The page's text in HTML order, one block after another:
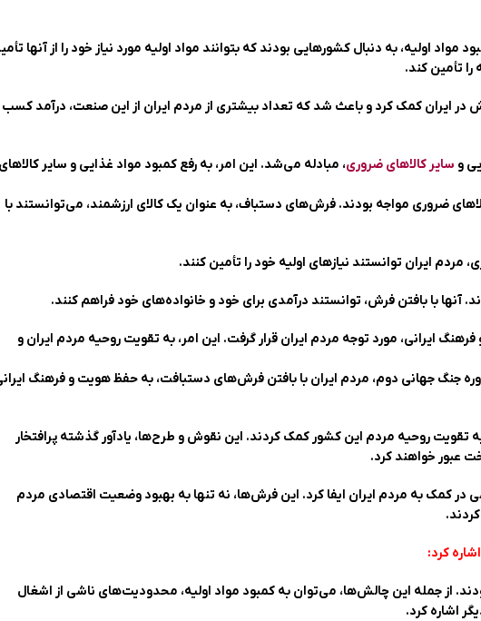
اولیه، به دنبال کشورهایی بودند که بتوانند مواد اولیه مورد نیاز خود را از آنها
تأمین کند.
در ایران کمک کرد و باعث شد که تعداد بیشتری از مردم ایران از این صنعت، درآمد کسب
و سایر کالاهای ضروری، مبادله می‌شد. این امر، به رفع کمبود مواد غذایی و سایر
ضروری مواجه بودند. فرش‌های دستباف، به عنوان یک کالای ارزشمند، می‌توانستند با
ایران توانستند نیازهای اولیه خود را تأمین کنند.
آنها با بافتن فرش، توانستند درآمدی برای خود و خانواده‌های خود فراهم کنند.
ایرانی، مورد توجه مردم ایران قرار گرفت. این امر، به تقویت روحیه مردم ایران و
جنگ جهانی دوم، مردم ایران با بافتن فرش‌های دستبافت، به حفظ هویت و فرهنگ
تقویت روحیه مردم این کشور کمک کردند. این نقوش و طرح‌ها، یادآور گذشته پرافتخار
عبور خواهند کرد.
کمک به مردم ایران ایفا کرد. این فرش‌ها، نه تنها به بهبود وضعیت اقتصادی مردم
کرد:
از جمله این چالش‌ها، می‌توان به کمبود مواد اولیه، محدودیت‌های ناشی از اشغال
اشاره کرد.